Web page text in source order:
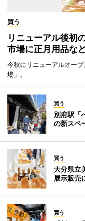
買う
リニューアル後初
市場に正月用品な
今秋にリニューアルオー
場」。
買う
別府駅「
の新スペ
買う
大分県立
展示販売
買う